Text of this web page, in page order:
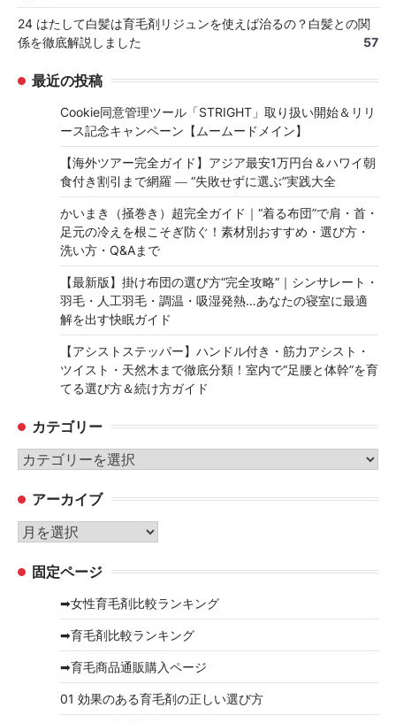
24 はたして白髪は育毛剤リジュンを使えば治るの？白髪との関
係を徹底解説しました
57
最近の投稿
Cookie同意管理ツール「STRIGHT」取り扱い開始＆リリ
ース記念キャンペーン【ムームードメイン】
【海外ツアー完全ガイド】アジア最安1万円台＆ハワイ朝
食付き割引まで網羅 ― “失敗せずに選ぶ”実践大全
かいまき（掻巻き）超完全ガイド｜“着る布団”で肩・首・
足元の冷えを根こそぎ防ぐ！素材別おすすめ・選び方・
洗い方・Q&Aまで
【最新版】掛け布団の選び方“完全攻略”｜シンサレート・
羽毛・人工羽毛・調温・吸湿発熱…あなたの寝室に最適
解を出す快眠ガイド
【アシストステッパー】ハンドル付き・筋力アシスト・
ツイスト・天然木まで徹底分類！室内で“足腰と体幹”を育
てる選び方＆続け方ガイド
カテゴリー
カ
ゴ
リ
ー
アーカイブ
ア
カ 固定ページ
➡女性育毛剤比較ランキング
➡育毛剤比較ランキング
➡育毛商品通販購入ページ
01 効果のある育毛剤の正しい選び方